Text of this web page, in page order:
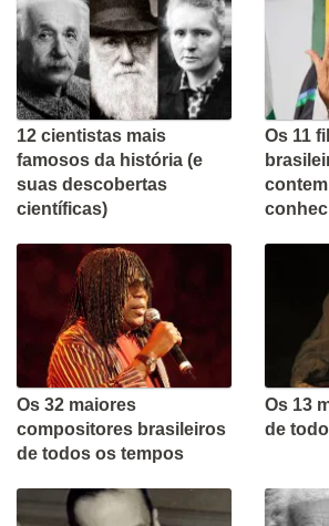
12 cientistas mais
famosos da história (e
suas descobertas
científicas)
Os 11
Os 32 maiores
compositores brasileiros
de todos os tempos
Os 13
de